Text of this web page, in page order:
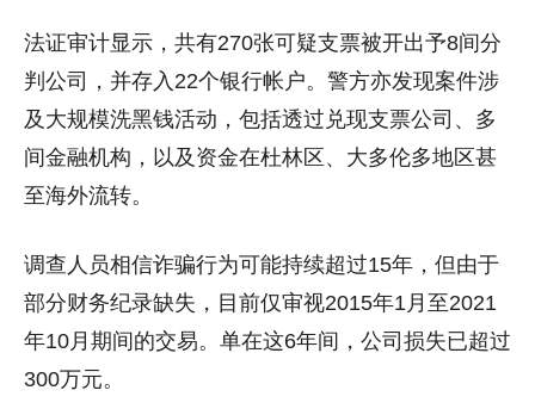
法证审计显示，共有270张可疑支票被开出予8间分
判公司，并存入22个银行帐户。警方亦发现案件涉
及大规模洗黑钱活动，包括透过兑现支票公司、多
间金融机构，以及资金在杜林区、大多伦多地区甚
至海外流转。
调查人员相信诈骗行为可能持续超过15年，但由于
部分财务纪录缺失，目前仅审视2015年1月至2021
年10月期间的交易。单在这6年间，公司损失已超过
300万元。